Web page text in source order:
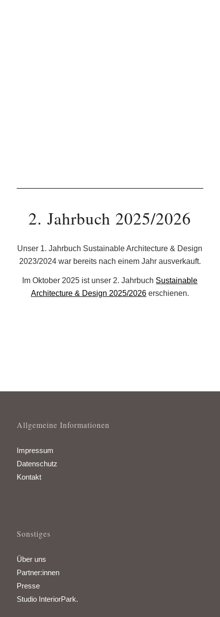
2. Jahrbuch 2025/2026
Unser 1. Jahrbuch Sustainable Architecture & Design
2023/2024 war bereits nach einem Jahr ausverkauft.
Im Oktober 2025 ist unser 2. Jahrbuch Sustainable
Architecture & Design 2025/2026erschienen.
Allgemeine Informationen
Impressum
Datenschutz
Kontakt
Sonstiges
Über uns
Partner:innen
Presse
Studio InteriorPark.